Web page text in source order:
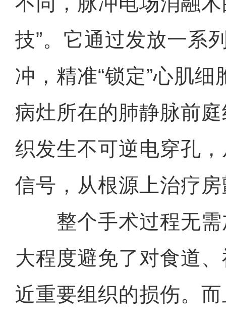
技”。它通过发放一系
冲，精准“锁定”心肌
病灶所在的肺静脉前
织发生不可逆电穿孔
信号，从根源上治疗
整个手术过程无需
大程度避免了对食道
近重要组织的损伤。